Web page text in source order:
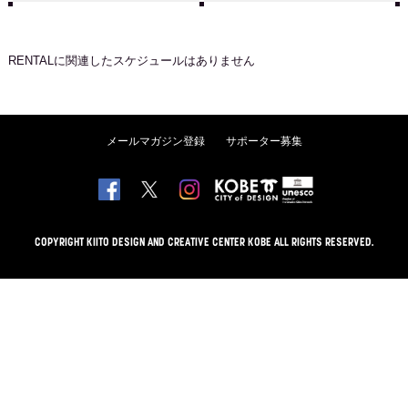
RENTAL に関連したスケジュールはありません
メールマガジン登録 サポーター募集
COPYRIGHT KIITO DESIGN AND CREATIVE CENTER KOBE ALL RIGHTS RESERVED.